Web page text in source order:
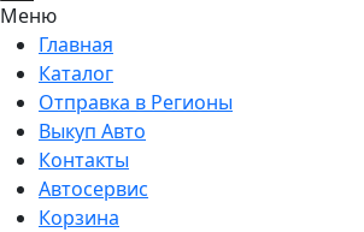
Меню
Главная
Каталог
Отправка в Регионы
Выкуп Авто
Контакты
Автосервис
Корзина